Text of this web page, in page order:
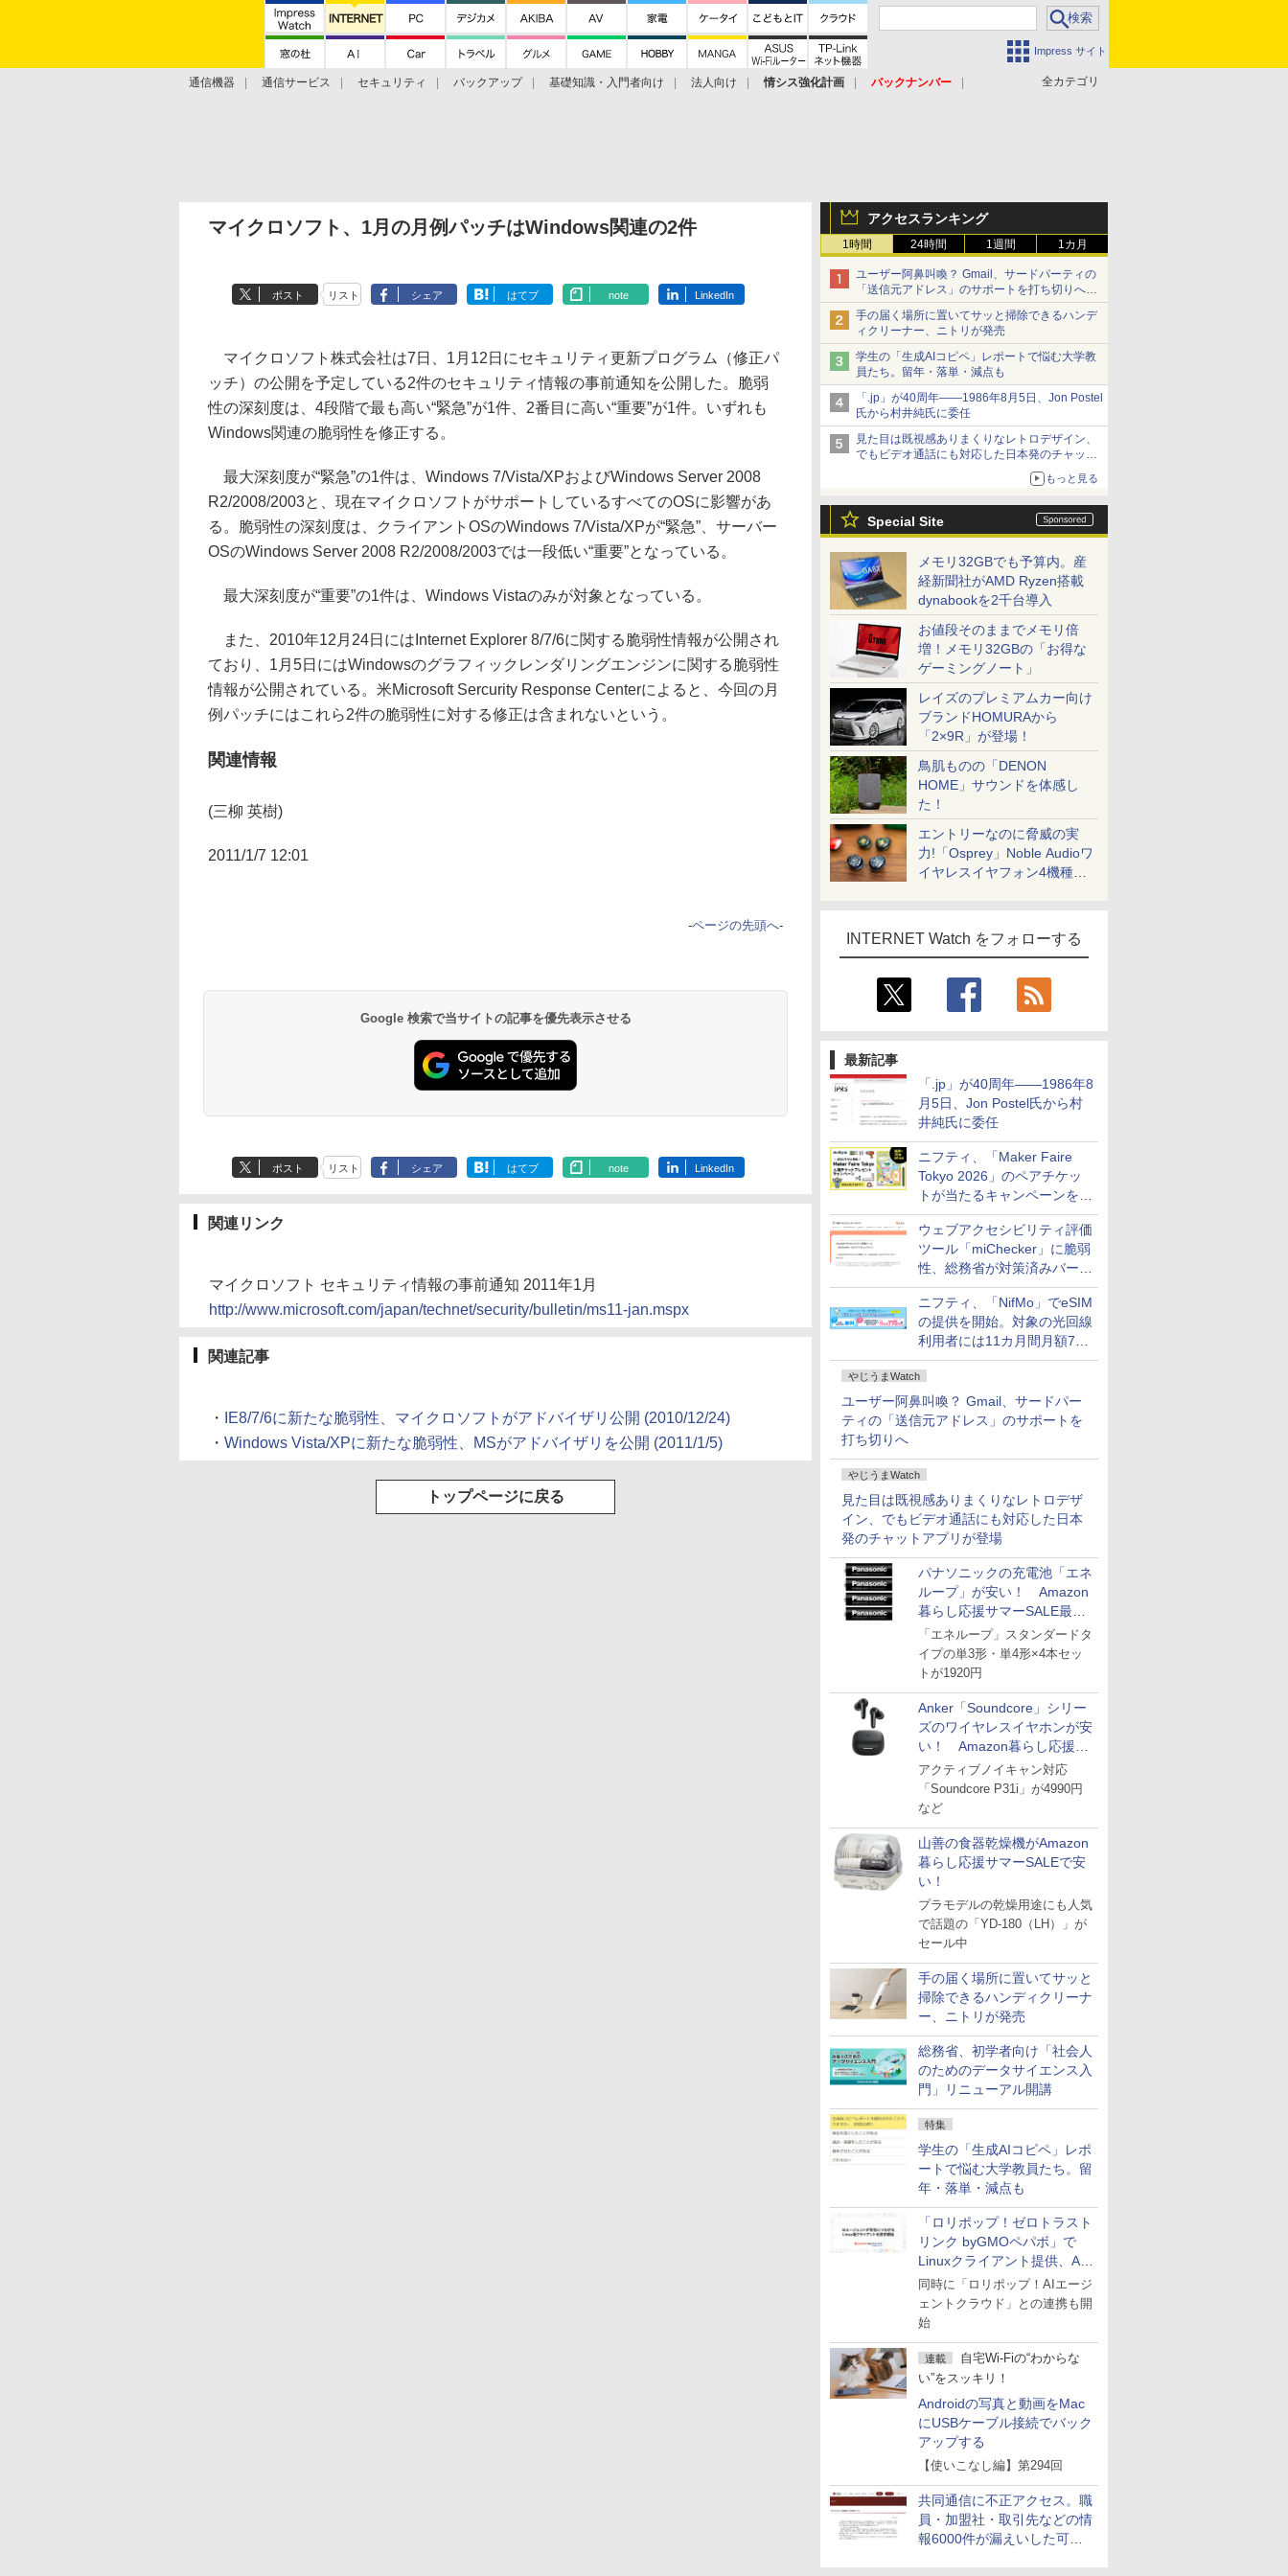
Impress サイト
全カテゴリ
通信機器 通信サービス セキュリティ バックアップ 基礎知識・入門者向け 法人向け 情シス強化計画
バックナンバー
アクセスランキング
1時間 24時間 1週間 1カ月
ユーザー阿鼻叫喚？ Gmail、サードパーティの
「送信元アドレス」のサポートを打ち切りへ
【やじうまWatch】
手の届く場所に置いてサッと掃除できるハンデ
ィクリーナー、ニトリが発売
学生の「生成AIコピペ」レポートで悩む大学教
員たち。留年・落単・減点も
「.jp」が40周年――1986年8月5日、Jon Postel
氏から村井純氏に委任
見た目は既視感ありまくりなレトロデザイン、
でもビデオ通話にも対応した日本発のチャット
もっと見る
Special Site
メモリ32GBでも予算内。産
経新聞社がAMD Ryzen搭載
dynabookを2千台導入
お値段そのままでメモリ倍
増！メモリ32GBの「お得な
ゲーミングノート」
レイズのプレミアムカー向け
ブランドHOMURAから
「2×9R」が登場！
鳥肌ものの「DENON
HOME」サウンドを体感し
た！
エントリーなのに脅威の実
力!「Osprey」Noble Audioワ
イヤレスイヤフォン4機種を
INTERNET Watch をフォローする
最新記事
「.jp」が40周年――1986年8
月5日、Jon Postel氏から村
井純氏に委任
ニフティ、「Maker Faire
Tokyo 2026」のペアチケッ
トが当たるキャンペーンをX
で実施。8月16日まで
ウェブアクセシビリティ評価
ツール「miChecker」に脆弱
性、総務省が対策済みバージ
ョンへの更新を呼び掛け
ニフティ、「NifMo」でeSIM
の提供を開始。対象の光回線
利用者には11カ月間月額770
円割引のキャンペーン
やじうまWatch
ユーザー阿鼻叫喚？ Gmail、サードパー
ティの「送信元アドレス」のサポートを
打ち切りへ
やじうまWatch
見た目は既視感ありまくりなレトロデザ
イン、でもビデオ通話にも対応した日本
発のチャットアプリが登場
パナソニックの充電池「エネ
ループ」が安い！ Amazon
暮らし応援サマーSALE最終
日
「エネループ」スタンダードタ
イプの単3形・単4形×4本セッ
トが1920円
Anker「Soundcore」シリー
ズのワイヤレスイヤホンが安
い！ Amazon暮らし応援サ
マーSALE
アクティブノイキャン対応
「Soundcore P31i」が4990円
など
山善の食器乾燥機がAmazon
暮らし応援サマーSALEで安
い！
プラモデルの乾燥用途にも人気
で話題の「YD-180（LH）」が
セール中
手の届く場所に置いてサッと
掃除できるハンディクリーナ
ー、ニトリが発売
総務省、初学者向け「社会人
のためのデータサイエンス入
門」リニューアル開講
特集
学生の「生成AIコピペ」レポ
ートで悩む大学教員たち。留
年・落単・減点も
「ロリポップ！ゼロトラスト
リンク byGMOペパボ」で
Linuxクライアント提供、AI
エージェントの接続が容易に
同時に「ロリポップ！AIエージ
ェントクラウド」との連携も開
始
連載
自宅Wi-Fiの“わからな
い”をスッキリ！
Androidの写真と動画をMac
にUSBケーブル接続でバック
アップする
【使いこなし編】第294回
共同通信に不正アクセス。職
員・加盟社・取引先などの情
報6000件が漏えいした可能
マイクロソフト、1月の月例パッチはWindows関連の2件
ポスト リスト シェア はてブ note LinkedIn
マイクロソフト株式会社は7日、1月12日にセキュリティ更新プログラム（修正パ
ッチ）の公開を予定している2件のセキュリティ情報の事前通知を公開した。脆弱
性の深刻度は、4段階で最も高い“緊急”が1件、2番目に高い“重要”が1件。いずれも
Windows関連の脆弱性を修正する。
最大深刻度が“緊急”の1件は、Windows 7/Vista/XPおよびWindows Server 2008
R2/2008/2003と、現在マイクロソフトがサポートしているすべてのOSに影響があ
る。脆弱性の深刻度は、クライアントOSのWindows 7/Vista/XPが“緊急”、サーバー
OSのWindows Server 2008 R2/2008/2003では一段低い“重要”となっている。
最大深刻度が“重要”の1件は、Windows Vistaのみが対象となっている。
また、2010年12月24日にはInternet Explorer 8/7/6に関する脆弱性情報が公開され
ており、1月5日にはWindowsのグラフィックレンダリングエンジンに関する脆弱性
情報が公開されている。米Microsoft Sercurity Response Centerによると、今回の月
例パッチにはこれら2件の脆弱性に対する修正は含まれないという。
関連情報
(三柳 英樹)
2011/1/7 12:01
-ページの先頭へ-
Google 検索で当サイトの記事を優先表示させる
ポスト リスト シェア はてブ note LinkedIn
関連リンク
マイクロソフト セキュリティ情報の事前通知 2011年1月
http://www.microsoft.com/japan/technet/security/bulletin/ms11-jan.mspx
関連記事
・
IE8/7/6に新たな脆弱性、マイクロソフトがアドバイザリ公開 (2010/12/24)
・ Windows Vista/XPに新たな脆弱性、MSがアドバイザリを公開 (2011/1/5)
トップページに戻る